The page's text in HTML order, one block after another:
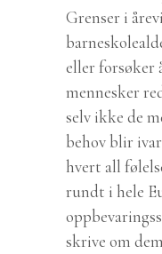
Grenser i
eller forsøker
mennesker
selv ikke de
behov blir
hvert all
rundt i hele
skrive om